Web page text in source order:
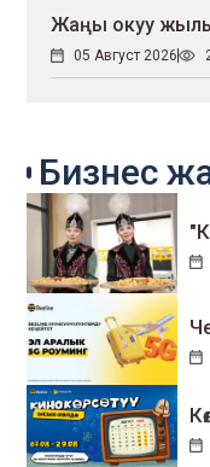
Жаңы окуу жылы
05 Август 2026
Бизнес